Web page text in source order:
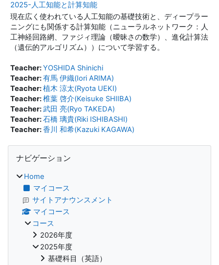
2025-人工知能と計算知能
現在広く使われている人工知能の基礎技術と、ディープラー
ニングにも関係する計算知能（ニューラルネットワーク：人
工神経回路網、ファジィ理論（曖昧さの数学）、進化計算法
（遺伝的アルゴリズム））について学習する。
Teacher:YOSHIDA Shinichi
Teacher:有馬 伊織(Iori ARIMA)
Teacher:植木 涼太(Ryota UEKI)
Teacher:椎葉 啓介(Keisuke SHIIBA)
Teacher:武田 亮(Ryo TAKEDA)
Teacher:石橋 璃貴(Riki ISHIBASHI)
Teacher:香川 和希(Kazuki KAGAWA)
ブロック
ナビゲーション
Home
マイコース
サイトアナウンスメント
マイコース
コース
2026年度
2025年度
基礎科目（英語）